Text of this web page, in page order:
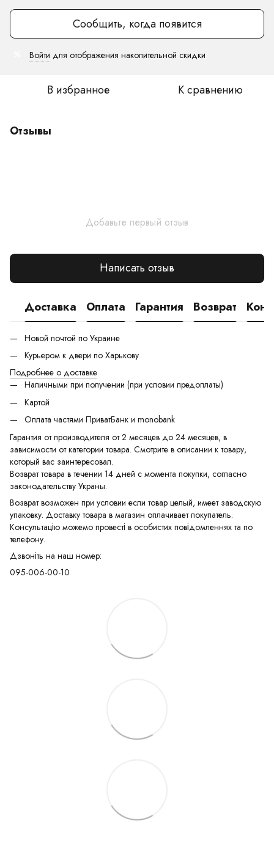
Сообщить, когда появится
Войти для отображения накопительной скидки
В избранное К сравнению
Отзывы
Добавьте первый отзыв
Написать отзыв
Доставка Оплата Гарантия Возврат
Новой почтой по Украине
Курьером к двери по Харькову
Подробнее о доставке
Наличными при получении (при условии предоплаты)
Картой
Оплата частями ПриватБанк и monobank
Гарантия от производителя от 2 месяцев до 24 месяцев, в
зависимости от категории товара. Смотрите в описании к товару,
который вас заинтересовал.
Возврат товара в течении 14 дней с момента покупки, согласно
законодательству Украны.
Возврат возможен при условии если товар целый, имеет заводскую
упаковку. Доставку товара в магазин оплачивает покупатель.
Консультацію можемо провесті в особистих повідомленнях та по
телефону.
Дзвоніть на наш номер:
095-006-00-10